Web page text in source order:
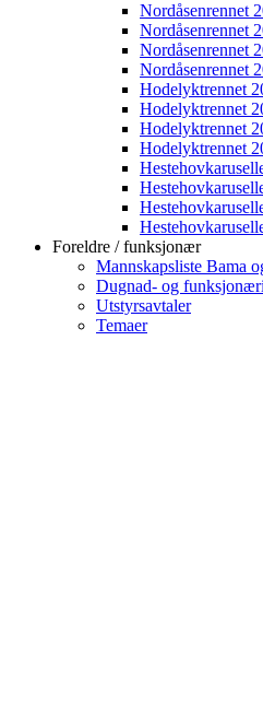
Nordåsenrennet
Nordåsenrennet
Nordåsenrennet
Nordåsenrennet
Hodelyktrennet
Hodelyktrennet
Hodelyktrennet
Hodelyktrennet
Foreldre / funksjonær
Mannskapsliste Bama
Dugnad- og
Utstyrsavtaler
Temaer